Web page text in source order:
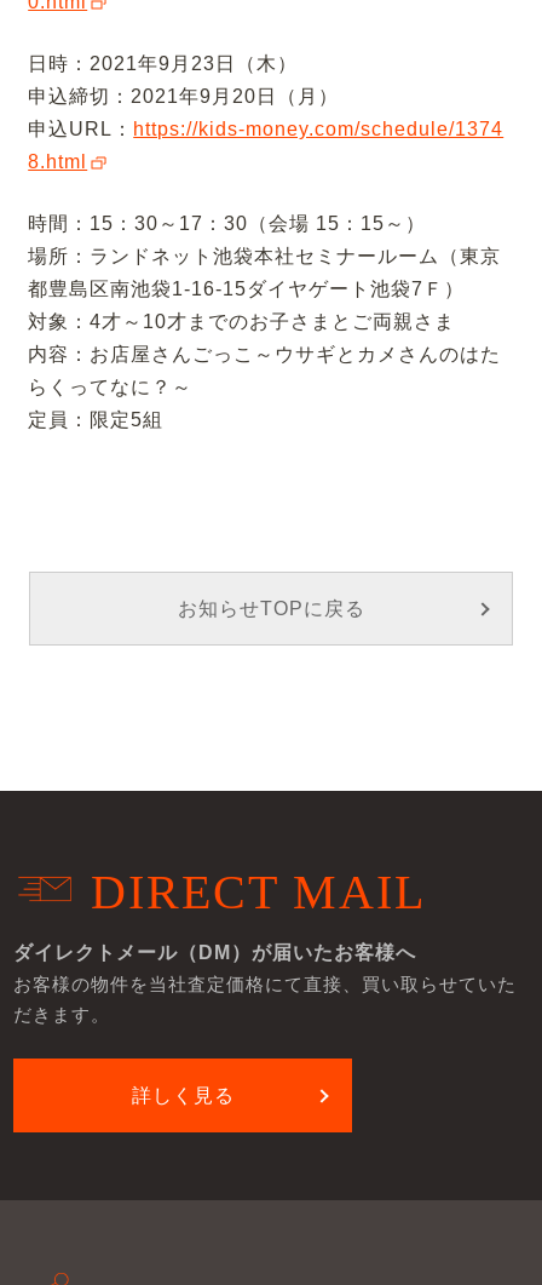
日時：2021年9月23日（木）
申込締切：2021年9月20日（月）
申込URL： https://kids-money.com/schedule/1374
8.html
時間：15：30～17：30（会場 15：15～）
場所：ランドネット池袋本社セミナールーム（東京
都豊島区南池袋1-16-15ダイヤゲート池袋7Ｆ）
対象：4才～10才までのお子さまとご両親さま
内容：お店屋さんごっこ～ウサギとカメさんのはた
らくってなに？～
定員：限定5組
お知らせTOPに戻る
DIRECT MAIL
ダイレクトメール（DM）が届いたお客様へ
お客様の物件を当社査定価格にて直接、買い取らせていた
だきます。
詳しく見る